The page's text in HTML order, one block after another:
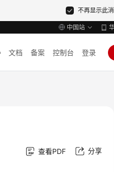
不再显示此
中国站
文档 备案 控制台 登录
查看PDF 分享